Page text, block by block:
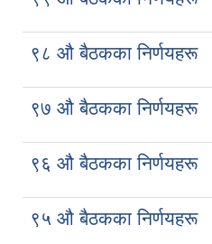
९८ औ बैठकका निर्णयहरू
९७ औ बैठकका निर्णयहरू
९६ औ बैठकका निर्णयहरू
९५ औ बैठकका निर्णयहरू